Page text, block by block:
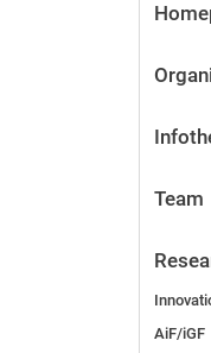
Team
AiF/iGF